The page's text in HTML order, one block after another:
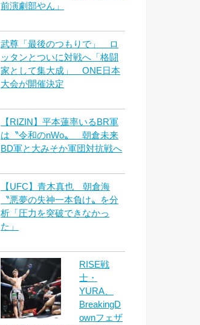
前演劇部やん」
武尊「最後のつもりで」 ロ
ッタンとついに対戦へ「格闘
家として集大成」 ONE日本
大会が開催決定
【RIZIN】平本蓮率いるBR軍
は〝令和のnWo〟 朝倉未来
BD軍と大みそか軍団対抗戦へ
【UFC】青木真也 朝倉海
〝悪夢の失神一本負け〟を分
析「圧力を突破できなかっ
た」
RISE戦
士・
YURA、
BreakingD
ownフェザ